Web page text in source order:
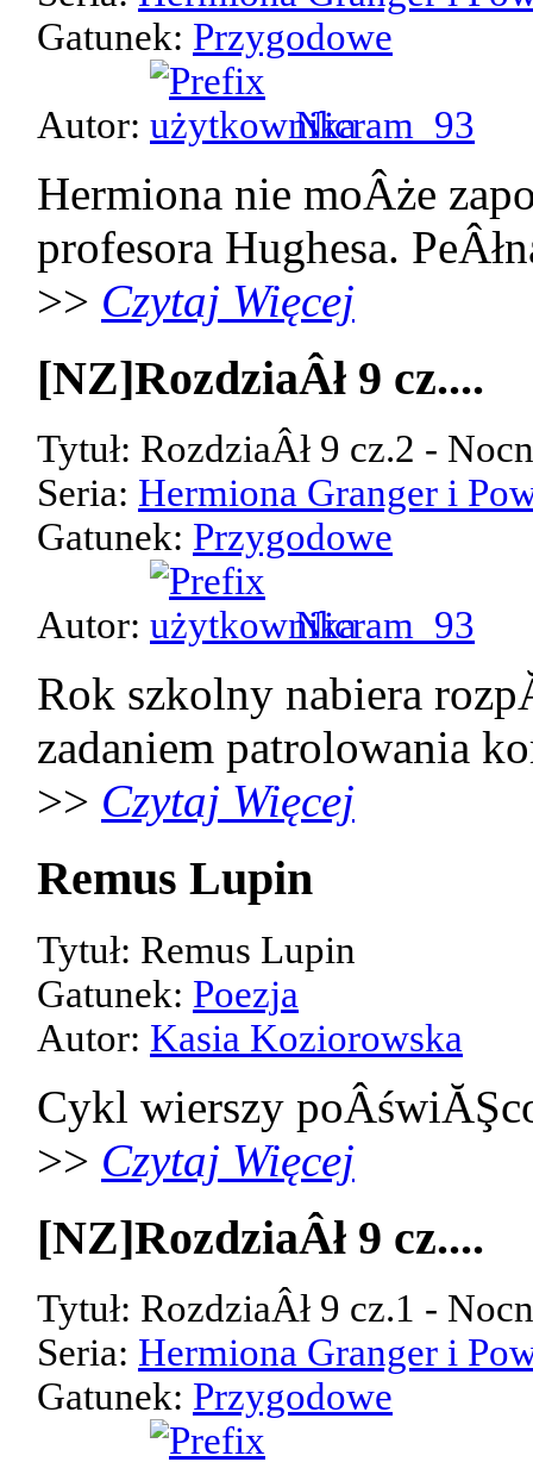
Gatunek: Przygodowe
Autor: Nicram_93
Hermiona nie moÂże
profesora Hughesa.
>> Czytaj Więcej
[NZ]RozdziaÂł 9 cz....
Tytuł: RozdziaÂł 9 cz.2 -
Seria: Hermiona Granger i
Gatunek: Przygodowe
Autor: Nicram_93
Rok szkolny nabiera
zadaniem patrolowania
>> Czytaj Więcej
Remus Lupin
Tytuł: Remus Lupin
Gatunek: Poezja
Autor: Kasia Koziorowska
Cykl wierszy
>> Czytaj Więcej
[NZ]RozdziaÂł 9 cz....
Tytuł: RozdziaÂł 9 cz.1 -
Seria: Hermiona Granger i
Gatunek: Przygodowe